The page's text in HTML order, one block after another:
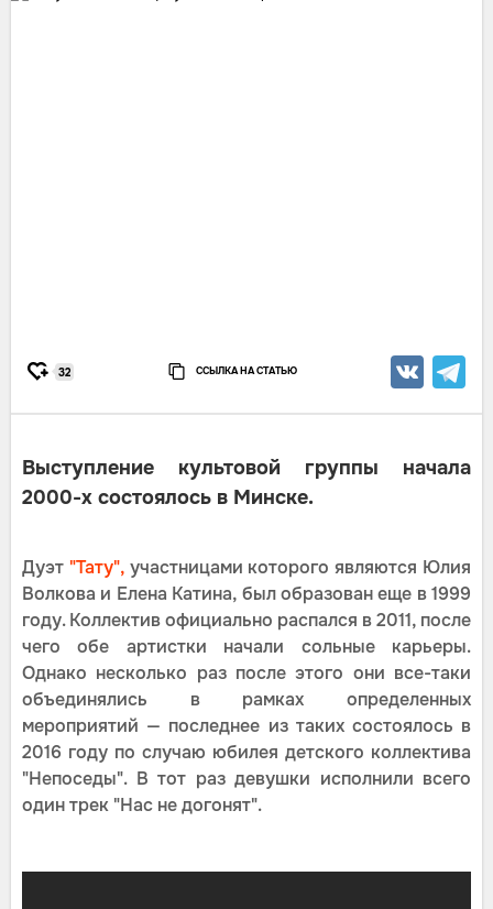
32 ССЫЛКА НА СТАТЬЮ
Выступление культовой группы начала
2000-х состоялось в Минске.
Дуэт "Тату", участницами которого являются Юлия
Волкова и Елена Катина, был образован еще в 1999
году. Коллектив официально распался в 2011, после
чего обе артистки начали сольные карьеры.
Однако несколько раз после этого они все-таки
объединялись в рамках определенных
мероприятий — последнее из таких состоялось в
2016 году по случаю юбилея детского коллектива
"Непоседы". В тот раз девушки исполнили всего
один трек "Нас не догонят".